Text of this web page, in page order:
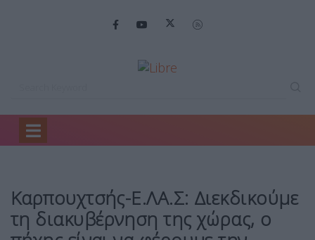
Home
Καρπουχτσής-Ε.ΛΑ.Σ: Διεκδικούμε τη…
Καρπουχτσής-Ε.ΛΑ.Σ: Διεκδικούμε
τη διακυβέρνηση της χώρας, ο